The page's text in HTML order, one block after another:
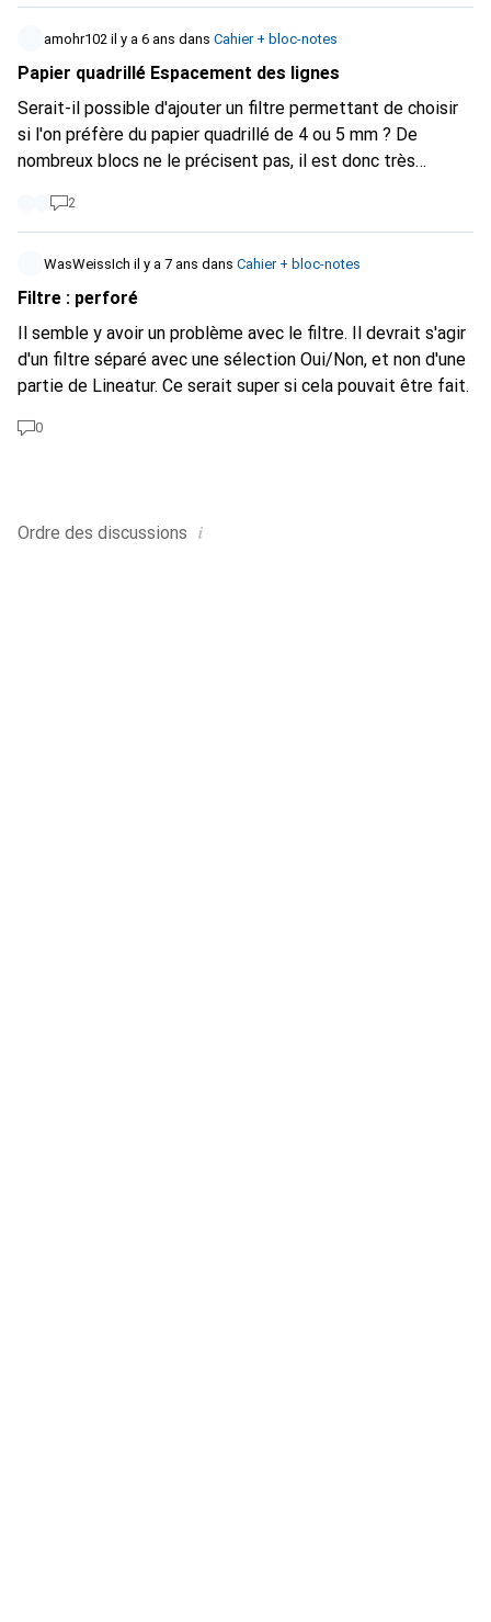
audio est synchronisé avec la bonne page de notes. Deux
sites Internet indiquent que le Moleskine Smart Writing
Pen+ est équipé d'un microphone, mais dans la plupart des
d'informations à ce sujet dans la boutique Moleskine. Est-
ce que quelqu'un a de l'expérience et des conseils ?
amohr102 il y a 6 ans dans Cahier + bloc-notes
Papier quadrillé Espacement des lignes
Serait-il possible d'ajouter un filtre permettant de choisir
si l'on préfère du papier quadrillé de 4 ou 5 mm ? De
nombreux blocs ne le précisent pas, il est donc très
cela pouvait être mis en place.
2
WasWeissIch il y a 7 ans dans Cahier + bloc-notes
Filtre : perforé
Il semble y avoir un problème avec le filtre. Il devrait s'agir
d'un filtre séparé avec une sélection Oui/Non, et non d'une
partie de Lineatur. Ce serait super si cela pouvait être fait.
0
Ordre des discussions i